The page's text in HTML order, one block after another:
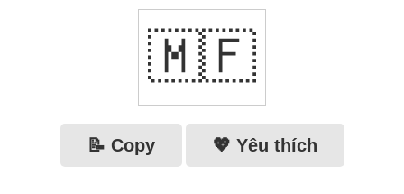
🇲🇫
📝 Copy 💖 Yêu thích